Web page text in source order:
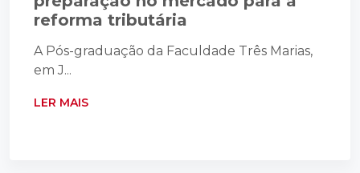
reforma tributária
A Pós-graduação da Faculdade Três Marias,
em J...
LER MAIS